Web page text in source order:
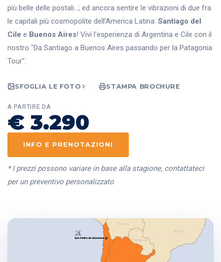
più belle delle postali…; ed ancora sentire le vibrazioni di due fra
le capitali più cosmopolite dell'America Latina: Santiago del
Cile e Buenos Aires! Vivi l'esperienza di Argentina e Cile con il
nostro "Da Santiago a Buenos Aires passando per la Patagonia
Tour".
SFOGLIA LE FOTO STAMPA BROCHURE
A PARTIRE DA
€ 3.290
INFO E PRENOTAZIONI
* I prezzi possono variare in base alla stagione, contattateci
per un preventivo personalizzato